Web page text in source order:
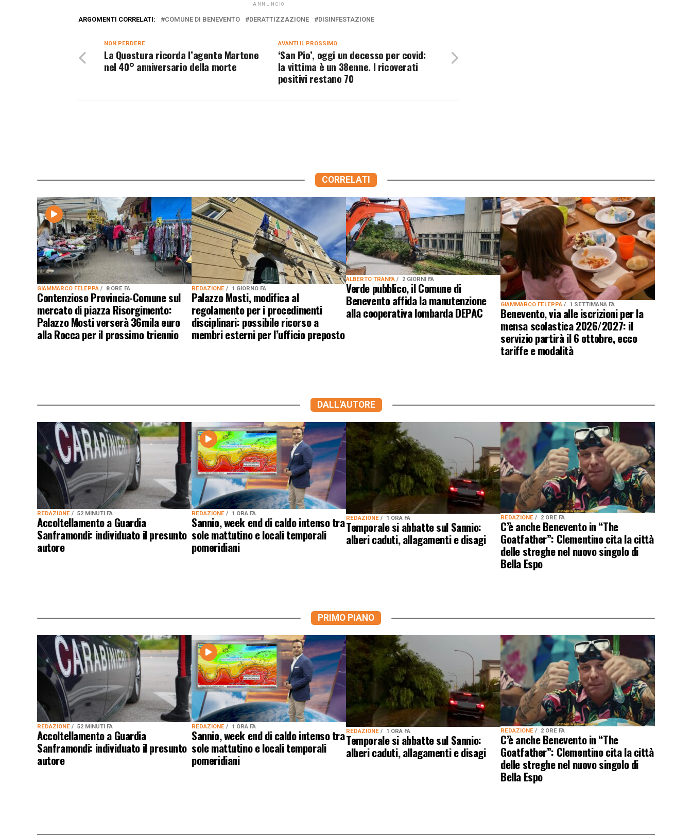
ANNUNCIO
ARGOMENTI CORRELATI: COMUNE DI BENEVENTO DERATTIZZAZIONE DISINFESTAZIONE
AVANTI IL ​​PROSSIMO
‘San Pio’, oggi un decesso per covid:
la vittima è un 38enne. I ricoverati
positivi restano 70
NON PERDERE
La Questura ricorda l’agente Martone
nel 40° anniversario della morte
CORRELATI
GIAMMARCO FELEPPA 8 ORE FA
Contenzioso Provincia-Comune sul
mercato di piazza Risorgimento:
Palazzo Mosti verserà 36mila euro
alla Rocca per il prossimo triennio
REDAZIONE 1 GIORNO FA
Palazzo Mosti, modifica al
regolamento per i procedimenti
disciplinari: possibile ricorso a
membri esterni per l’ufficio preposto
ALBERTO TRANFA 2 GIORNI FA
Verde pubblico, il Comune di
Benevento affida la manutenzione
alla cooperativa lombarda DEPAC
GIAMMARCO FELEPPA 1 SETTIMANA FA
Benevento, via alle iscrizioni per la
mensa scolastica 2026/2027: il
servizio partirà il 6 ottobre, ecco
tariffe e modalità
DALL'AUTORE
REDAZIONE 52 MINUTI FA
Accoltellamento a Guardia
Sanframondi: individuato il presunto
autore
REDAZIONE 1 ORA FA
Sannio, week end di caldo intenso tra
sole mattutino e locali temporali
pomeridiani
REDAZIONE 1 ORA FA
Temporale si abbatte sul Sannio:
alberi caduti, allagamenti e disagi
REDAZIONE 2 ORE FA
C’è anche Benevento in “The
Goatfather”: Clementino cita la città
delle streghe nel nuovo singolo di
Bella Espo
PRIMO PIANO
REDAZIONE 52 MINUTI FA
Accoltellamento a Guardia
Sanframondi: individuato il presunto
autore
REDAZIONE 1 ORA FA
Sannio, week end di caldo intenso tra
sole mattutino e locali temporali
pomeridiani
REDAZIONE 1 ORA FA
Temporale si abbatte sul Sannio:
alberi caduti, allagamenti e disagi
REDAZIONE 2 ORE FA
C’è anche Benevento in “The
Goatfather”: Clementino cita la città
delle streghe nel nuovo singolo di
Bella Espo